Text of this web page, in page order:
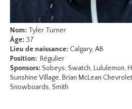
Nom: Tyler Turner
Âge: 37
Lieu de naissance: Calgary, AB
Position: Régulier
Sponsors: Sobeys, Swatch, Lululemon,
Sunshine Village, Brian McLean
Snowboards, Smith